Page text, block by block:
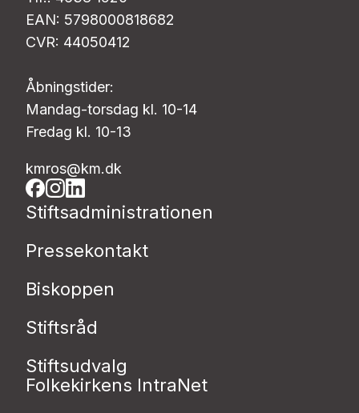
EAN: 5798000818682
CVR: 44050412
Åbningstider:
Mandag-torsdag kl. 10-14
Fredag kl. 10-13
kmros@km.dk
Stiftsadministrationen
Pressekontakt
Biskoppen
Stiftsråd
Stiftsudvalg
Folkekirkens IntraNet